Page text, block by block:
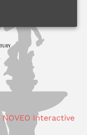
NOVEO Interactive